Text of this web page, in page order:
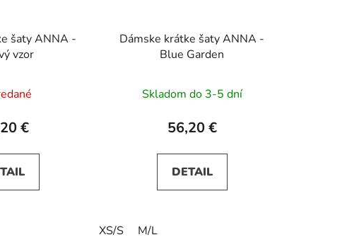
šaty ANNA -
vzor
€
Dámske krátke šaty ANNA -
Blue Garden
Skladom do 3-5 dní
56,20 €
DETAIL
XS/S M/L